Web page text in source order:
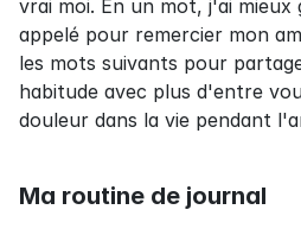
vrai moi. En un mot, j'ai
appelé pour remercier mon
les mots suivants pour
habitude avec plus d'entre
douleur dans la vie pendant
Ma routine de journal